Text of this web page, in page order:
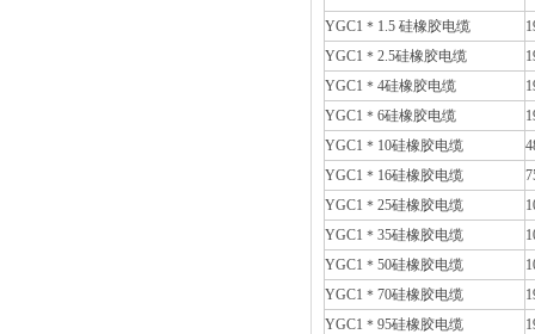
YGC1＊1.5 硅橡胶电缆
YGC1＊2.5硅橡胶电缆
YGC1＊4硅橡胶电缆
YGC1＊6硅橡胶电缆
YGC1＊10硅橡胶电缆
YGC1＊16硅橡胶电缆
YGC1＊25硅橡胶电缆
YGC1＊35硅橡胶电缆
YGC1＊50硅橡胶电缆
YGC1＊70硅橡胶电缆
YGC1＊95硅橡胶电缆